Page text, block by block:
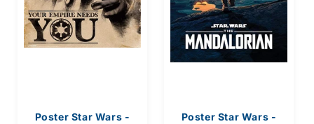
Poster Star Wars -
Poster Star Wars -